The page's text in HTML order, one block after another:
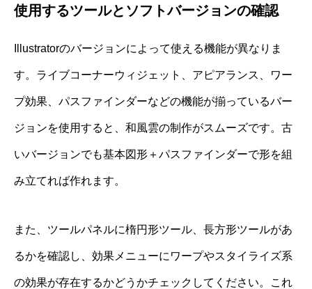
使用するツールとソフトバージョンの確認
Illustratorのバージョンによって使える機能が異なりま
す。ライブコーナーウィジェット、アピアランス、ワー
プ効果、パスファインダーなどの機能が揃っているバー
ジョンを使用すると、和風雲の制作がスムーズです。古
いバージョンでも基本図形＋パスファインダーで形を組
み立てれば作れます。
また、ツールパネルに楕円形ツール、長方形ツールがあ
るかを確認し、効果メニューにワープやスタイライズ系
の効果が存在するかどうかチェックしてください。これ